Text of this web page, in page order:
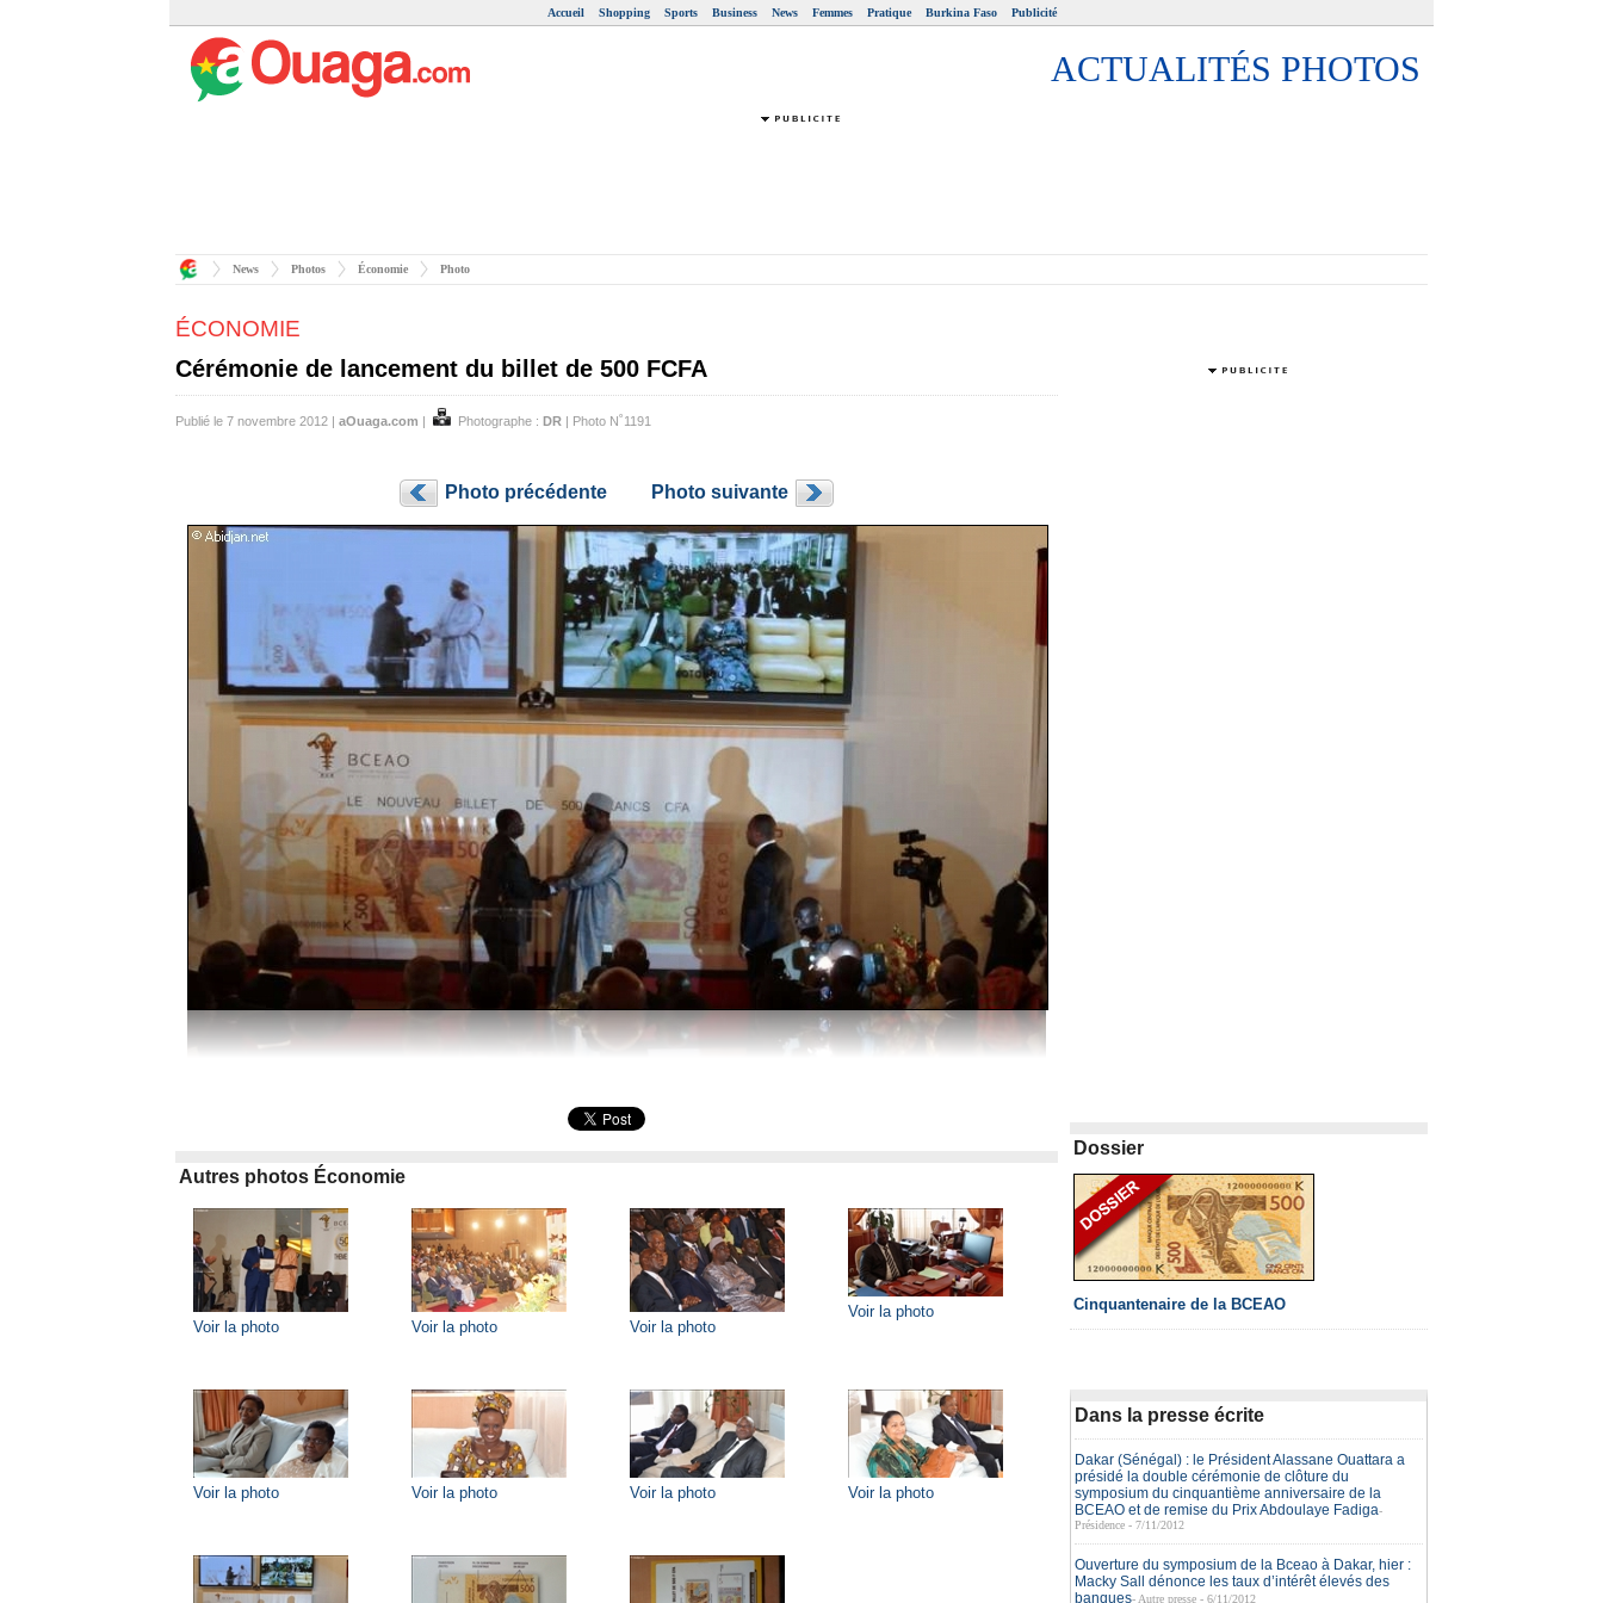
Accueil Shopping Sports Business News Femmes Pratique Burkina Faso Publicité
ACTUALITÉS PHOTOS
News Photos Économie Photo
Dossier
Cinquantenaire de la BCEAO
Dans la presse écrite
Dakar (Sénégal) : le Président Alassane Ouattara a
présidé la double cérémonie de clôture du
symposium du cinquantième anniversaire de la
BCEAO et de remise du Prix Abdoulaye Fadiga-
Présidence - 7/11/2012
Ouverture du symposium de la Bceao à Dakar, hier :
Macky Sall dénonce les taux d’intérêt élevés des
banques- Autre presse - 6/11/2012
ÉCONOMIE
Cérémonie de lancement du billet de 500 FCFA
Publié le 7 novembre 2012 | aOuaga.com | Photographe : DR | Photo N˚1191
Photo précédente Photo suivante
Autres photos Économie
Voir la photo Voir la photo Voir la photo
Voir la photo
Voir la photo Voir la photo Voir la photo Voir la photo